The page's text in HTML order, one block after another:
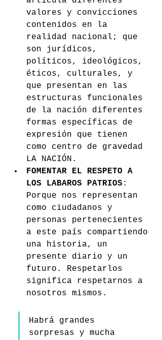
valores y convicciones
contenidos en la
realidad nacional; que
son jurídicos,
políticos, ideológicos,
éticos, culturales, y
que presentan en las
estructuras funcionales
de la nación diferentes
formas específicas de
expresión que tienen
como centro de gravedad
LA NACIÓN.
FOMENTAR EL RESPETO A
LOS LABAROS PATRIOS :
Porque nos representan
como ciudadanos y
personas pertenecientes
a este país compartiendo
una historia, un
presente diario y un
futuro. Respetarlos
significa respetarnos a
nosotros mismos.
Habrá grandes
sorpresas y mucha